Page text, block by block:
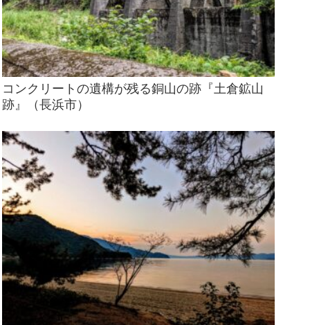
コンクリートの遺構が残る銅山の跡『土倉鉱山
跡』（長浜市）